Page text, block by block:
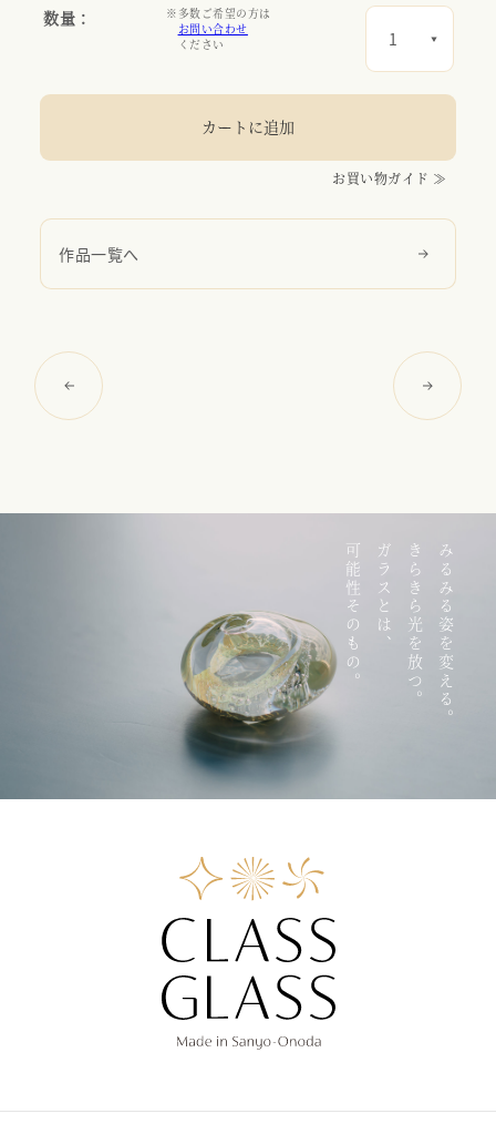
数量：
※多数ご希望の方は
お問い合わせ
ください
お買い物ガイド ≫
作品一覧へ
みるみる姿を変える。
きらきら光を放つ。
ガラスとは、
可能性そのもの。